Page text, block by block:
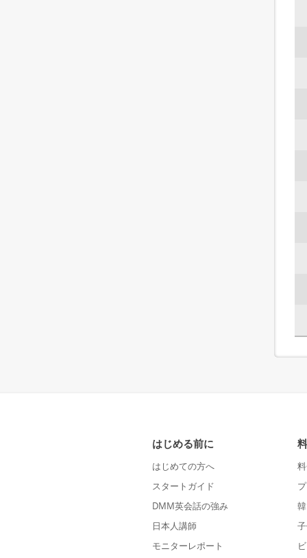
はじめる前に
はじめての方へ
スタートガイド
DMM英会話の強み
日本人講師
モニターレポート